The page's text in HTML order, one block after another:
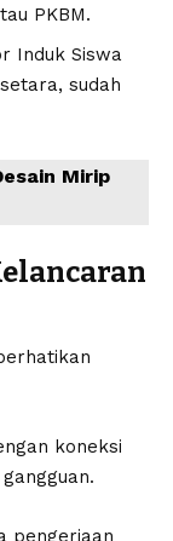
PKBM.
Induk Siswa
sudah
Mirip
koneksi
pengerjaan